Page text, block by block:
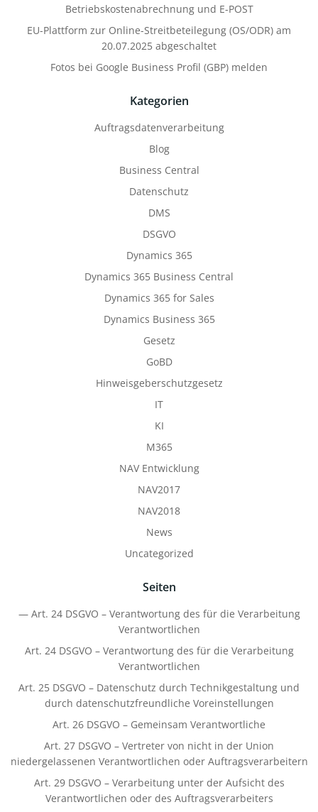
Betriebskostenabrechnung und E-POST
EU-Plattform zur Online-Streitbeteilegung (OS/ODR) am
20.07.2025 abgeschaltet
Fotos bei Google Business Profil (GBP) melden
Kategorien
Auftragsdatenverarbeitung
Blog
Business Central
Datenschutz
DMS
DSGVO
Dynamics 365
Dynamics 365 Business Central
Dynamics 365 for Sales
Dynamics Business 365
Gesetz
GoBD
Hinweisgeberschutzgesetz
IT
KI
M365
NAV Entwicklung
NAV2017
NAV2018
News
Uncategorized
Seiten
— Art. 24 DSGVO – Verantwortung des für die Verarbeitung
Verantwortlichen
Art. 24 DSGVO – Verantwortung des für die Verarbeitung
Verantwortlichen
Art. 25 DSGVO – Datenschutz durch Technikgestaltung und
durch datenschutzfreundliche Voreinstellungen
Art. 26 DSGVO – Gemeinsam Verantwortliche
Art. 27 DSGVO – Vertreter von nicht in der Union
niedergelassenen Verantwortlichen oder Auftragsverarbeitern
Art. 29 DSGVO – Verarbeitung unter der Aufsicht des
Verantwortlichen oder des Auftragsverarbeiters